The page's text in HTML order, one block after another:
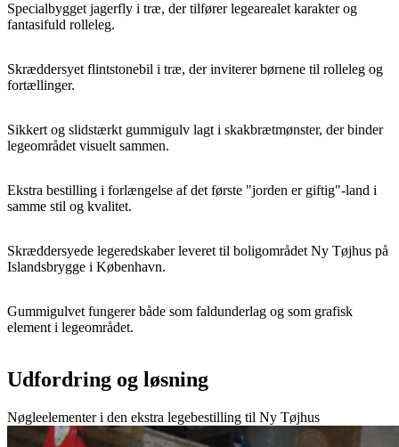
Specialbygget jagerfly i træ, der tilfører legearealet karakter og
fantasifuld rolleleg.
Skræddersyet flintstonebil i træ, der inviterer børnene til rolleleg og
fortællinger.
Sikkert og slidstærkt gummigulv lagt i skakbrætmønster, der binder
legeområdet visuelt sammen.
Ekstra bestilling i forlængelse af det første "jorden er giftig"-land i
samme stil og kvalitet.
Skræddersyede legeredskaber leveret til boligområdet Ny Tøjhus på
Islandsbrygge i København.
Gummigulvet fungerer både som faldunderlag og som grafisk
element i legeområdet.
Udfordring og løsning
Nøgleelementer i den ekstra legebestilling til Ny Tøjhus